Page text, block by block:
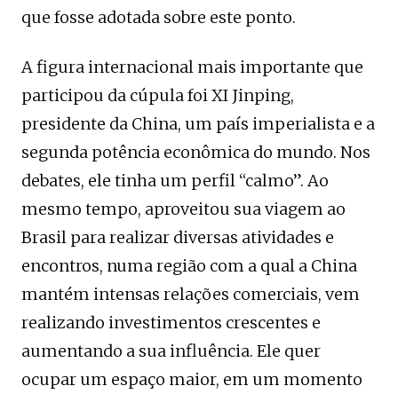
que fosse adotada sobre este ponto.
A figura internacional mais importante que
participou da cúpula foi XI Jinping,
presidente da China, um país imperialista e a
segunda potência econômica do mundo. Nos
debates, ele tinha um perfil “calmo”. Ao
mesmo tempo, aproveitou sua viagem ao
Brasil para realizar diversas atividades e
encontros, numa região com a qual a China
mantém intensas relações comerciais, vem
realizando investimentos crescentes e
aumentando a sua influência. Ele quer
ocupar um espaço maior, em um momento